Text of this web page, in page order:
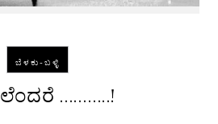
ಬೆಳಕು-ಬಳ್ಳಿ
………..!